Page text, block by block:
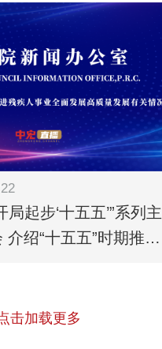
局起步‘十五五’”系列主
绍“十五五”时期推进
击加载更多